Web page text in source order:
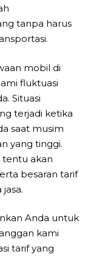
tanpa harus
mobil di
fluktuasi
Situasi
terjadi ketika
saat musim
yang tinggi.
tentu akan
besaran tarif
Anda untuk
kami
tarif yang